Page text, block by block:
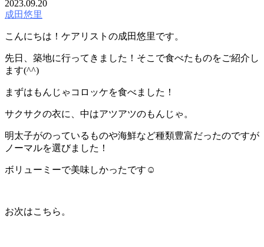
2023.09.20
成田悠里
こんにちは！ケアリストの成田悠里です。
先日、築地に行ってきました！そこで食べたものをご紹介し
ます(^^)
まずはもんじゃコロッケを食べました！
サクサクの衣に、中はアツアツのもんじゃ。
明太子がのっているものや海鮮など種類豊富だったのですが
ノーマルを選びました！
ボリューミーで美味しかったです☺︎
お次はこちら。